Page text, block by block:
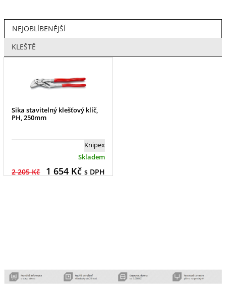
NEJOBLÍBENĚJŠÍ
KLEŠTĚ
Sika stavitelný klešťový klíč,
PH, 250mm
Knipex
Skladem
2 205 Kč 1 654Kč s DPH